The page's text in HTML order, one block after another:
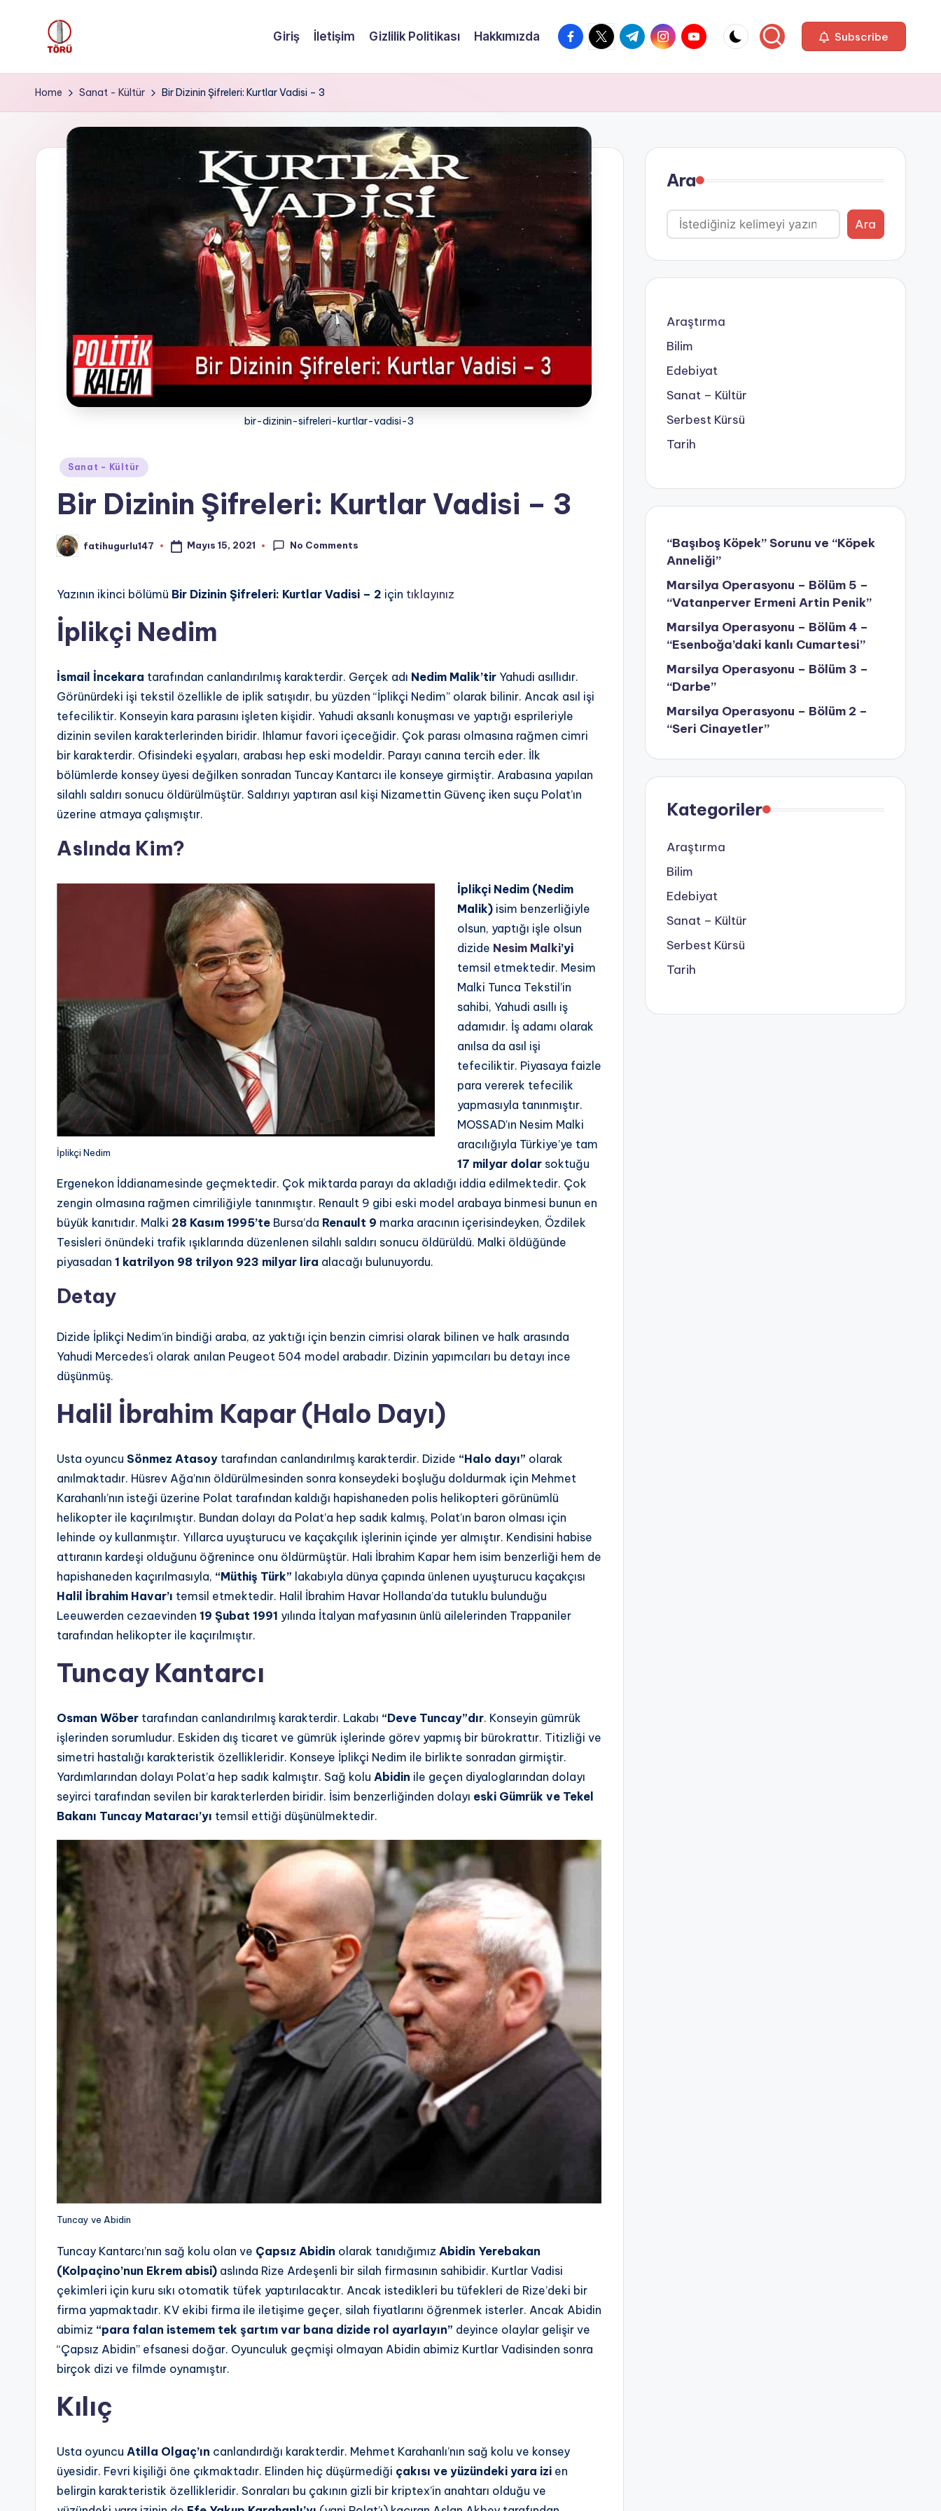
contentT
Ö
Ü
Giriş İletişim Gizlilik Politikası Hakkımızda facebook.com
twitter.com
t.me instagram.com
youtube.com Subscribe
Home Sanat - Kültür Bir Dizinin Şifreleri: Kurtlar Vadisi – 3
bir-dizinin-sifreleri-kurtlar-vadisi-3
Posted
Sanat - Kültür
Bir Dizinin Şifreleri: Kurtlar Vadisi – 3
Posted
by
fatihugurlu147 Mayıs 15, 2021 No Comments
Yazının ikinci bölümü Bir Dizinin Şifreleri: Kurtlar Vadisi – 2 için tıklayınız
İplikçi Nedim
İsmail İncekara tarafından canlandırılmış karakterdir. Gerçek adı Nedim Malik’tir Yahudi asıllıdır.
Görünürdeki işi tekstil özellikle de iplik satışıdır, bu yüzden “İplikçi Nedim” olarak bilinir. Ancak asıl işi
tefeciliktir. Konseyin kara parasını işleten kişidir. Yahudi aksanlı konuşması ve yaptığı esprileriyle
dizinin sevilen karakterlerinden biridir. Ihlamur favori içeceğidir. Çok parası olmasına rağmen cimri
bir karakterdir. Ofisindeki eşyaları, arabası hep eski modeldir. Parayı canına tercih eder. İlk
bölümlerde konsey üyesi değilken sonradan Tuncay Kantarcı ile konseye girmiştir. Arabasına yapılan
silahlı saldırı sonucu öldürülmüştür. Saldırıyı yaptıran asıl kişi Nizamettin Güvenç iken suçu Polat’ın
üzerine atmaya çalışmıştır.
Aslında Kim?
İplikçi Nedim
İplikçi Nedim (Nedim
Malik) isim benzerliğiyle
olsun, yaptığı işle olsun
dizide Nesim Malki’yi
temsil etmektedir. Mesim
Malki Tunca Tekstil’in
sahibi, Yahudi asıllı iş
adamıdır. İş adamı olarak
anılsa da asıl işi
tefeciliktir. Piyasaya faizle
para vererek tefecilik
yapmasıyla tanınmıştır.
MOSSAD’ın Nesim Malki
aracılığıyla Türkiye’ye tam
17 milyar dolar soktuğu
Ergenekon İddianamesinde geçmektedir. Çok miktarda parayı da akladığı iddia edilmektedir. Çok
zengin olmasına rağmen cimriliğiyle tanınmıştır. Renault 9 gibi eski model arabaya binmesi bunun en
büyük kanıtıdır. Malki 28 Kasım 1995’te Bursa’da Renault 9 marka aracının içerisindeyken, Özdilek
Tesisleri önündeki trafik ışıklarında düzenlenen silahlı saldırı sonucu öldürüldü. Malki öldüğünde
piyasadan 1 katrilyon 98 trilyon 923 milyar lira alacağı bulunuyordu.
Detay
Dizide İplikçi Nedim’in bindiği araba, az yaktığı için benzin cimrisi olarak bilinen ve halk arasında
Yahudi Mercedes’i olarak anılan Peugeot 504 model arabadır. Dizinin yapımcıları bu detayı ince
düşünmüş.
Halil İbrahim Kapar(Halo Dayı)
Usta oyuncu Sönmez Atasoy tarafından canlandırılmış karakterdir. Dizide “Halo dayı” olarak
anılmaktadır. Hüsrev Ağa’nın öldürülmesinden sonra konseydeki boşluğu doldurmak için Mehmet
Karahanlı’nın isteği üzerine Polat tarafından kaldığı hapishaneden polis helikopteri görünümlü
helikopter ile kaçırılmıştır. Bundan dolayı da Polat’a hep sadık kalmış, Polat’ın baron olması için
lehinde oy kullanmıştır. Yıllarca uyuşturucu ve kaçakçılık işlerinin içinde yer almıştır. Kendisini habise
attıranın kardeşi olduğunu öğrenince onu öldürmüştür. Hali İbrahim Kapar hem isim benzerliği hem de
hapishaneden kaçırılmasıyla, “Müthiş Türk” lakabıyla dünya çapında ünlenen uyuşturucu kaçakçısı
Halil İbrahim Havar’ı temsil etmektedir. Halil İbrahim Havar Hollanda’da tutuklu bulunduğu
Leeuwerden cezaevinden 19 Şubat 1991 yılında İtalyan mafyasının ünlü ailelerinden Trappaniler
tarafından helikopter ile kaçırılmıştır.
Tuncay Kantarcı
Osman Wöber tarafından canlandırılmış karakterdir. Lakabı “Deve Tuncay”dır. Konseyin gümrük
işlerinden sorumludur. Eskiden dış ticaret ve gümrük işlerinde görev yapmış bir bürokrattır. Titizliği ve
simetri hastalığı karakteristik özellikleridir. Konseye İplikçi Nedim ile birlikte sonradan girmiştir.
Yardımlarından dolayı Polat’a hep sadık kalmıştır. Sağ kolu Abidin ile geçen diyaloglarından dolayı
seyirci tarafından sevilen bir karakterlerden biridir. İsim benzerliğinden dolayı eski Gümrük ve Tekel
Bakanı Tuncay Mataracı’yı temsil ettiği düşünülmektedir.
Tuncay ve Abidin
Tuncay Kantarcı’nın sağ kolu olan ve Çapsız Abidin olarak tanıdığımız Abidin Yerebakan
(Kolpaçino’nun Ekrem abisi) aslında Rize Ardeşenli bir silah firmasının sahibidir. Kurtlar Vadisi
çekimleri için kuru sıkı otomatik tüfek yaptırılacaktır. Ancak istedikleri bu tüfekleri de Rize’deki bir
firma yapmaktadır. KV ekibi firma ile iletişime geçer, silah fiyatlarını öğrenmek isterler. Ancak Abidin
abimiz “para falan istemem tek şartım var bana dizide rol ayarlayın” deyince olaylar gelişir ve
“Çapsız Abidin” efsanesi doğar. Oyunculuk geçmişi olmayan Abidin abimiz Kurtlar Vadisinden sonra
birçok dizi ve filmde oynamıştır.
Kılıç
Usta oyuncu Atilla Olgaç’ın canlandırdığı karakterdir. Mehmet Karahanlı’nın sağ kolu ve konsey
üyesidir. Fevri kişiliği öne çıkmaktadır. Elinden hiç düşürmediği çakısı ve yüzündeki yara izi en
belirgin karakteristik özellikleridir. Sonraları bu çakının gizli bir kriptex’in anahtarı olduğu ve
Ara
Ara
Araştırma
Bilim
Edebiyat
Sanat – Kültür
Serbest Kürsü
Tarih
“Başıboş Köpek” Sorunu ve “Köpek
Anneliği”
Marsilya Operasyonu – Bölüm 5 –
“Vatanperver Ermeni Artin Penik”
Marsilya Operasyonu – Bölüm 4 –
“Esenboğa’daki kanlı Cumartesi”
Marsilya Operasyonu – Bölüm 3 –
“Darbe”
Marsilya Operasyonu – Bölüm 2 –
“Seri Cinayetler”
Kategoriler
Araştırma
Bilim
Edebiyat
Sanat – Kültür
Serbest Kürsü
Tarih